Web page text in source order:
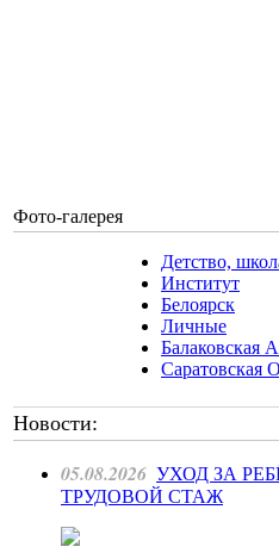
Фото-галерея
Детство,
Институт
Белоярск
Личные
Балаковская
Саратовская
Новости:
05.08.2026 УХОД ЗА
ТРУДОВОЙ СТАЖ